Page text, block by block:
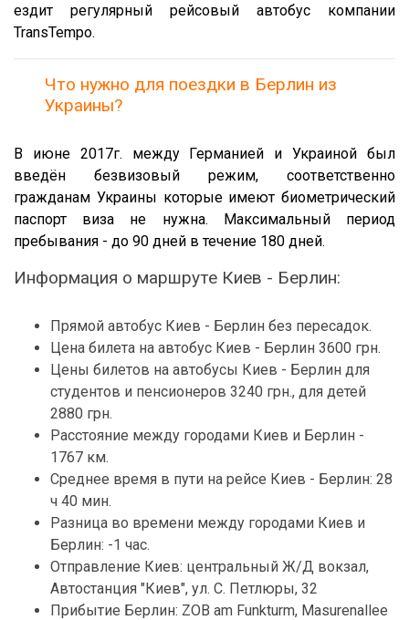
ездит регулярный рейсовый автобус компании
TransTempo.
Что нужно для поездки в Берлин из
Украины?
В июне 2017г. между Германией и Украиной был
введён безвизовый режим, соответственно
гражданам Украины которые имеют биометрический
паспорт виза не нужна. Максимальный период
пребывания - до 90 дней в течение 180 дней.
Информация о маршруте Киев - Берлин:
Прямой автобус Киев - Берлин без пересадок.
Цена билета на автобус Киев - Берлин 3600 грн.
Цены билетов на автобусы Киев - Берлин для
студентов и пенсионеров 3240 грн., для детей
2880 грн.
Расстояние между городами Киев и Берлин -
1767 км.
Среднее время в пути на рейсе Киев - Берлин: 28
ч 40 мин.
Разница во времени между городами Киев и
Берлин: -1 час.
Отправление Киев: центральный Ж/Д вокзал,
Автостанция "Киев", ул. С. Петлюры, 32
Прибытие Берлин: ZOB am Funkturm, Masurenallee